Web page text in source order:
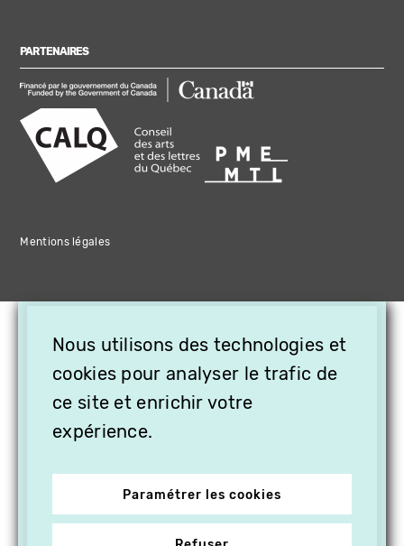
PARTENAIRES
Mentions légales
Nous utilisons des technologies et
cookies pour analyser le trafic de
ce site et enrichir votre
expérience.
Paramétrer les cookies
OFFREZ LA VIDÉO EN
CADEAU, ABONNEZ VOS
PROCHES À VITHÈQUE !